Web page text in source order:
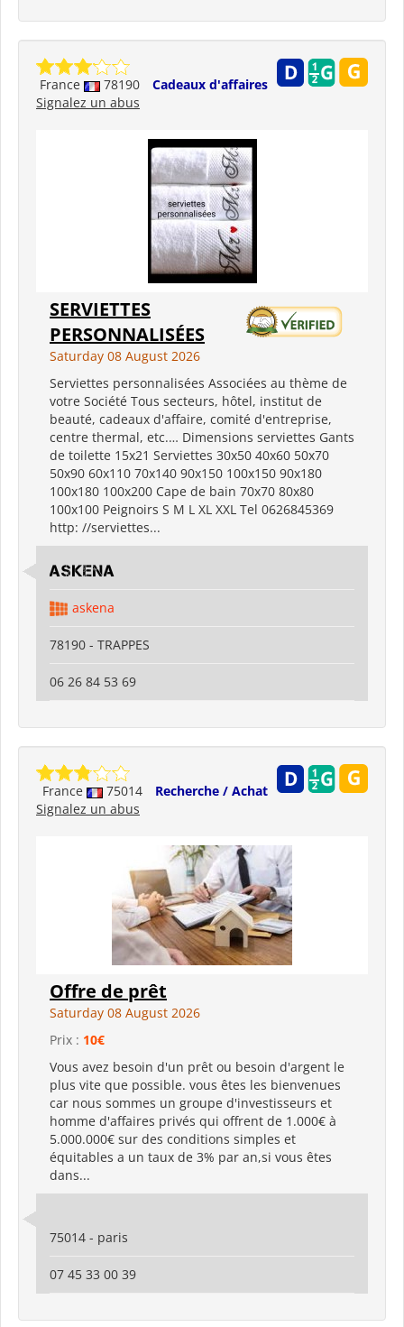
France 78190
Cadeaux d'affaires
Signalez un abus
SERVIETTES
PERSONNALISÉES
Saturday 08 August 2026
Serviettes personnalisées Associées au thème de
votre Société Tous secteurs, hôtel, institut de
beauté, cadeaux d'affaire, comité d'entreprise,
centre thermal, etc.… Dimensions serviettes Gants
de toilette 15x21 Serviettes 30x50 40x60 50x70
50x90 60x110 70x140 90x150 100x150 90x180
100x180 100x200 Cape de bain 70x70 80x80
100x100 Peignoirs S M L XL XXL Tel 0626845369
http: //serviettes...
ASKENA
askena
78190 - TRAPPES
06 26 84 53 69
France 75014
Recherche / Achat
Signalez un abus
Offre de prêt
Saturday 08 August 2026
Prix : 10€
Vous avez besoin d'un prêt ou besoin d'argent le
plus vite que possible. vous êtes les bienvenues
car nous sommes un groupe d'investisseurs et
homme d'affaires privés qui offrent de 1.000€ à
5.000.000€ sur des conditions simples et
équitables a un taux de 3% par an,si vous êtes
dans...
75014 - paris
07 45 33 00 39